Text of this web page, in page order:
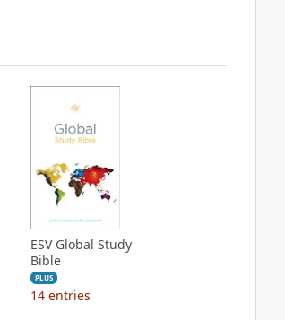
ESV Global Study
Bible
PLUS
14 entries